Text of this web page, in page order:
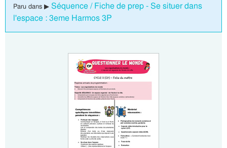
Paru dans ▶ Séquence / Fiche de prep - Se situer dans
l'espace : 3eme Harmos 3P